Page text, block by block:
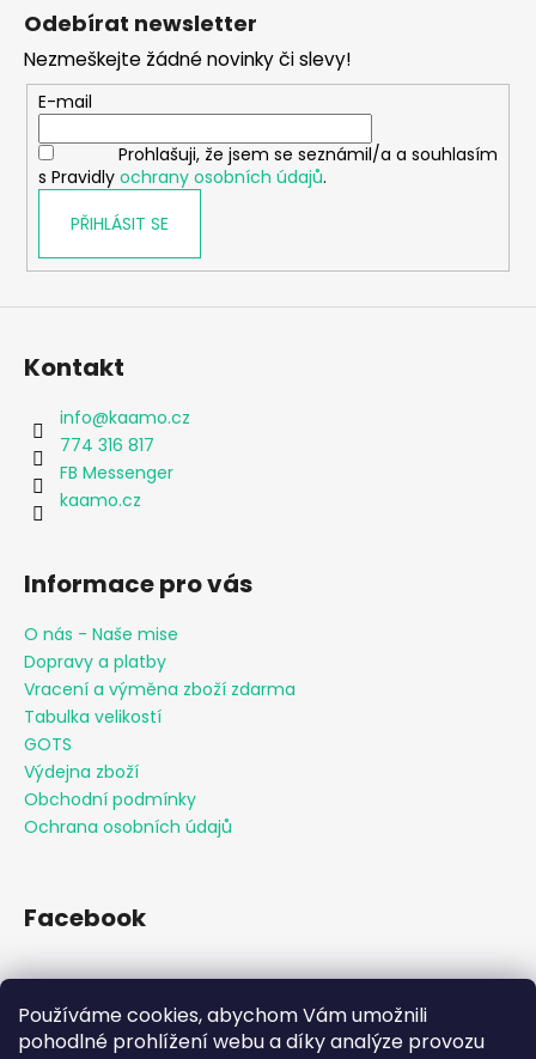
Používáme cookies, abychom Vám umožnili
pohodlné prohlížení webu a díky analýze provozu
Odebírat newsletter
Nezmeškejte žádné novinky či slevy!
E-mail
Prohlašuji, že jsem se seznámil/a a souhlasím
s Pravidly ochrany osobních údajů.
PŘIHLÁSIT SE
Kontakt
info@kaamo.cz
774 316 817
FB Messenger
kaamo.cz
Informace pro vás
O nás - Naše mise
Dopravy a platby
Vracení a výměna zboží zdarma
Tabulka velikostí
GOTS
Výdejna zboží
Obchodní podmínky
Ochrana osobních údajů
Facebook
Přijímáme online platby